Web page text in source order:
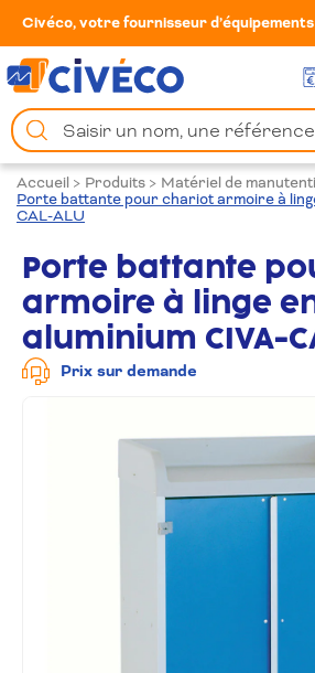
Civéco, votre fournisseur
Chercher
un
produit
Accueil > Produits > Matériel de
Porte battante pour chariot armoire à
CAL-ALU
Porte battante
armoire à linge
aluminium CIVA-
Prix sur demande